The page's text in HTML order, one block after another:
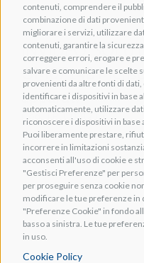
contenuti, comprendere il
combinazione di dati
migliorare i servizi, utilizzare
contenuti, garantire la
correggere errori, erogare e
salvare e comunicare le scelte
provenienti da altre fonti di
identificare i dispositivi in base
automaticamente, utilizzare
riconoscere i dispositivi in
Puoi liberamente prestare,
incorrere in limitazioni
acconsenti all'uso di cookie e
"Gestisci Preferenze" per
per proseguire senza cookie
modificare le tue preferenze in
"Preferenze Cookie" in fondo
basso a sinistra. Le tue
in uso.
Cookie Policy
OM07148
apparati
Cod. TPLC001213